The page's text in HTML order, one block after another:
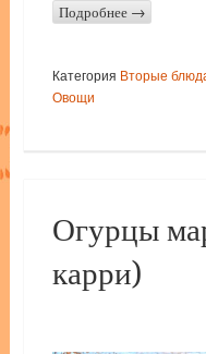
Подробнее →
Категория Вторые
Овощи
Огурцы
карри)